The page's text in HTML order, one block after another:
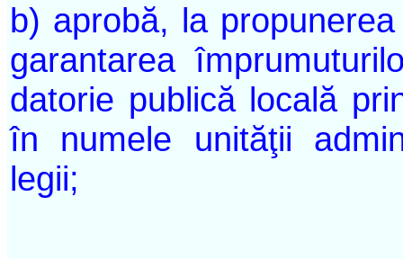
b) aprobă, la
garantarea
datorie publică locală
în numele unităţii
legii;